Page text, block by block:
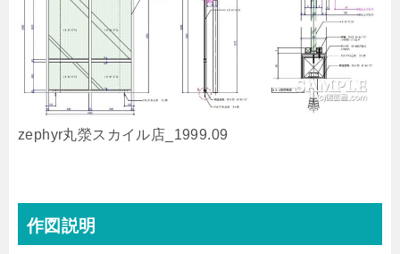
zephyr丸滎スカイル店_1999.09
作図説明